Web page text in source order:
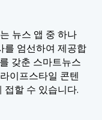
뉴스 앱 중 하나
를 엄선하여 제공합
갖춘 스마트뉴스
이프스타일 콘텐
접할 수 있습니다.